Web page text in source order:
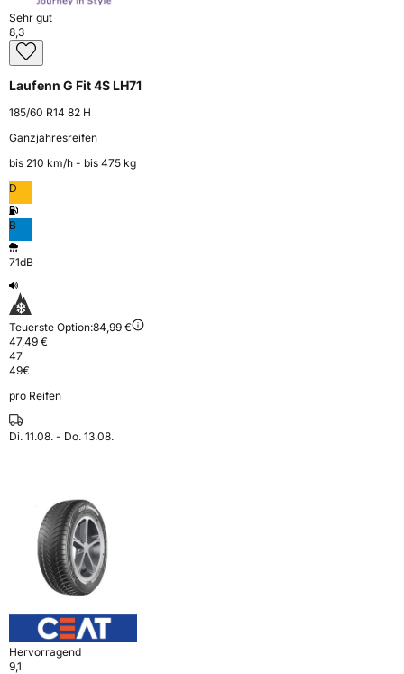
Sehr gut
8,3
Laufenn G Fit 4S LH71
185/60 R14 82 H
Ganzjahresreifen
bis 210 km⁠/⁠h - bis 475 kg
D
B
71dB
Teuerste Option:84,99 €
47,49 €
47
49€
pro Reifen
Di. 11.08. - Do. 13.08.
Hervorragend
9,1